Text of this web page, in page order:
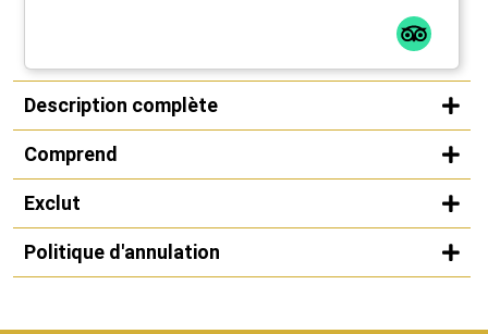
Description complète
Comprend
Exclut
Politique d'annulation